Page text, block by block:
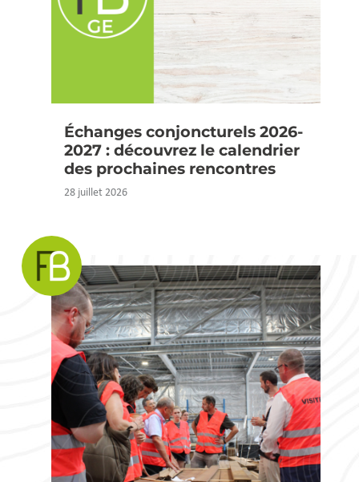
Échanges conjoncturels 2026-
2027 : découvrez le calendrier
des prochaines rencontres
28 juillet 2026